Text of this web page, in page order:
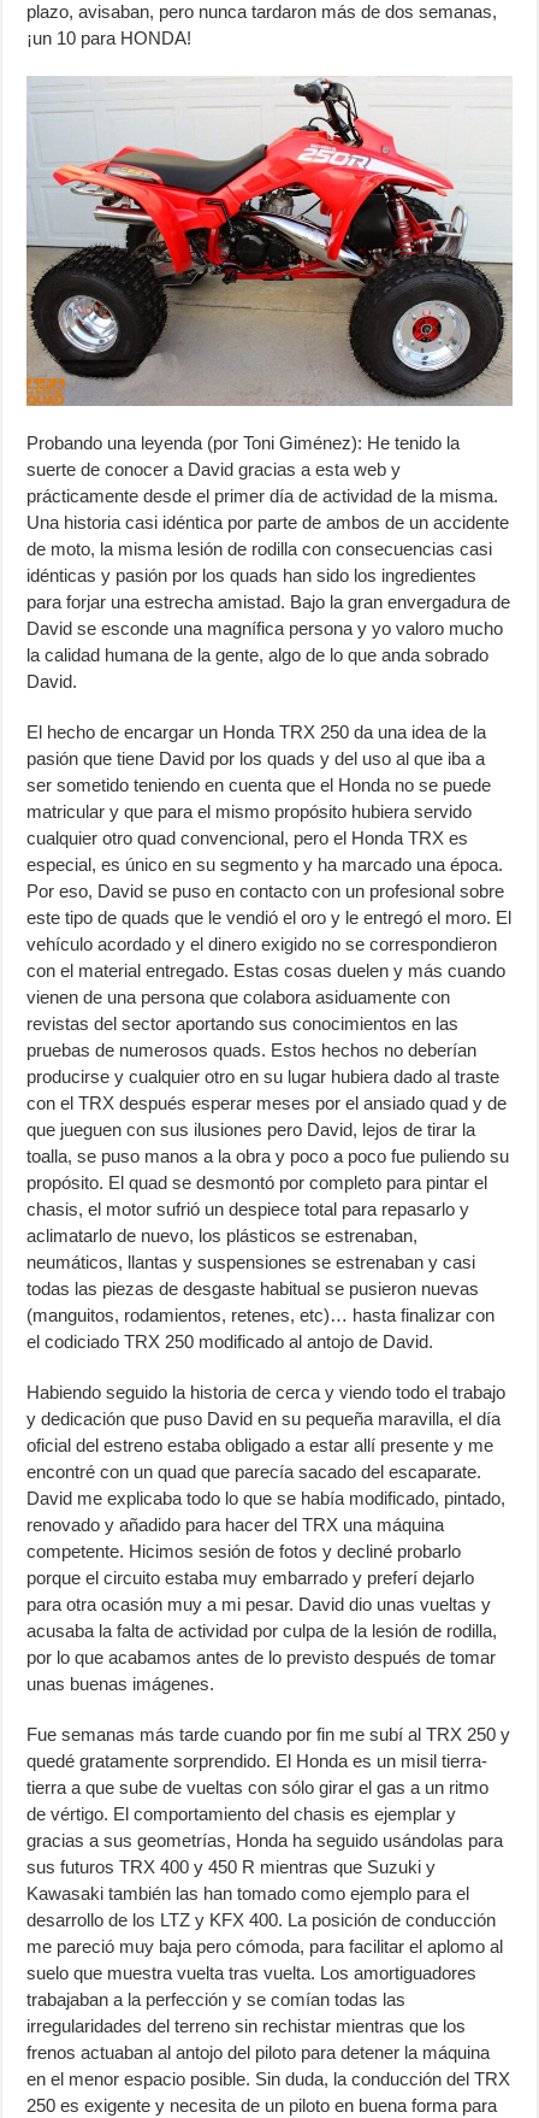
plazo, avisaban, pero nunca tardaron más de dos semanas,
¡un 10 para HONDA!
Probando una leyenda (por Toni Giménez): He tenido la
suerte de conocer a David gracias a esta web y
prácticamente desde el primer día de actividad de la misma.
Una historia casi idéntica por parte de ambos de un accidente
de moto, la misma lesión de rodilla con consecuencias casi
idénticas y pasión por los quads han sido los ingredientes
para forjar una estrecha amistad. Bajo la gran envergadura de
David se esconde una magnífica persona y yo valoro mucho
la calidad humana de la gente, algo de lo que anda sobrado
David.
El hecho de encargar un Honda TRX 250 da una idea de la
pasión que tiene David por los quads y del uso al que iba a
ser sometido teniendo en cuenta que el Honda no se puede
matricular y que para el mismo propósito hubiera servido
cualquier otro quad convencional, pero el Honda TRX es
especial, es único en su segmento y ha marcado una época.
Por eso, David se puso en contacto con un profesional sobre
este tipo de quads que le vendió el oro y le entregó el moro. El
vehículo acordado y el dinero exigido no se correspondieron
con el material entregado. Estas cosas duelen y más cuando
vienen de una persona que colabora asiduamente con
revistas del sector aportando sus conocimientos en las
pruebas de numerosos quads. Estos hechos no deberían
producirse y cualquier otro en su lugar hubiera dado al traste
con el TRX después esperar meses por el ansiado quad y de
que jueguen con sus ilusiones pero David, lejos de tirar la
toalla, se puso manos a la obra y poco a poco fue puliendo su
propósito. El quad se desmontó por completo para pintar el
chasis, el motor sufrió un despiece total para repasarlo y
aclimatarlo de nuevo, los plásticos se estrenaban,
neumáticos, llantas y suspensiones se estrenaban y casi
todas las piezas de desgaste habitual se pusieron nuevas
(manguitos, rodamientos, retenes, etc)… hasta finalizar con
el codiciado TRX 250 modificado al antojo de David.
Habiendo seguido la historia de cerca y viendo todo el trabajo
y dedicación que puso David en su pequeña maravilla, el día
oficial del estreno estaba obligado a estar allí presente y me
encontré con un quad que parecía sacado del escaparate.
David me explicaba todo lo que se había modificado, pintado,
renovado y añadido para hacer del TRX una máquina
competente. Hicimos sesión de fotos y decliné probarlo
porque el circuito estaba muy embarrado y preferí dejarlo
para otra ocasión muy a mi pesar. David dio unas vueltas y
acusaba la falta de actividad por culpa de la lesión de rodilla,
por lo que acabamos antes de lo previsto después de tomar
unas buenas imágenes.
Fue semanas más tarde cuando por fin me subí al TRX 250 y
quedé gratamente sorprendido. El Honda es un misil tierra-
tierra a que sube de vueltas con sólo girar el gas a un ritmo
de vértigo. El comportamiento del chasis es ejemplar y
gracias a sus geometrías, Honda ha seguido usándolas para
sus futuros TRX 400 y 450 R mientras que Suzuki y
Kawasaki también las han tomado como ejemplo para el
desarrollo de los LTZ y KFX 400. La posición de conducción
me pareció muy baja pero cómoda, para facilitar el aplomo al
suelo que muestra vuelta tras vuelta. Los amortiguadores
trabajaban a la perfección y se comían todas las
irregularidades del terreno sin rechistar mientras que los
frenos actuaban al antojo del piloto para detener la máquina
en el menor espacio posible. Sin duda, la conducción del TRX
250 es exigente y necesita de un piloto en buena forma para